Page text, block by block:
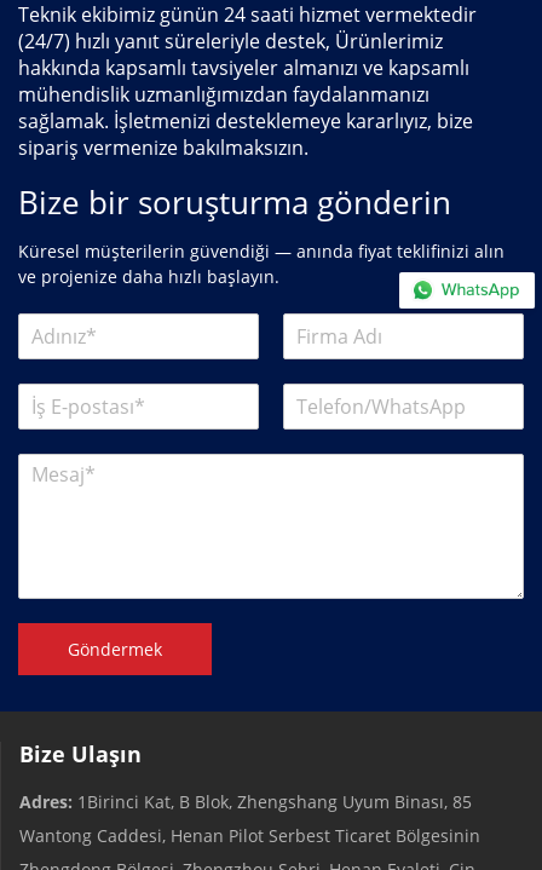
Teknik ekibimiz günün 24 saati hizmet vermektedir
(24/7) hızlı yanıt süreleriyle destek, Ürünlerimiz
hakkında kapsamlı tavsiyeler almanızı ve kapsamlı
mühendislik uzmanlığımızdan faydalanmanızı
sağlamak. İşletmenizi desteklemeye kararlıyız, bize
sipariş vermenize bakılmaksızın.
Bize bir soruşturma gönderin
Küresel müşterilerin güvendiği — anında fiyat teklifinizi alın
ve projenize daha hızlı başlayın.
Göndermek
Bize Ulaşın
Adres: 1Birinci Kat, B Blok, Zhengshang Uyum Binası, 85
Wantong Caddesi, Henan Pilot Serbest Ticaret Bölgesinin